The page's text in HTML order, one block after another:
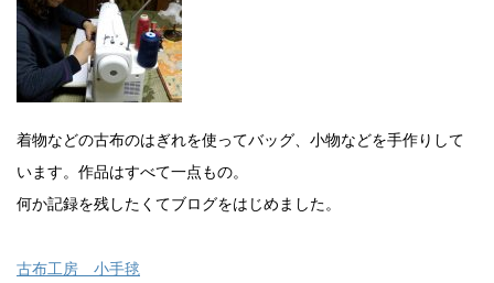
着物などの古布のはぎれを使ってバッグ、小物などを手作りして
います。作品はすべて一点もの。
何か記録を残したくてブログをはじめました。
古布工房 小手毬